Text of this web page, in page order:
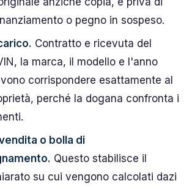
o pegno in sospeso.
Contratto e ricevuta del
la marca, il modello e l'anno
corrispondere esattamente al
perché la dogana confronta i
o bolla di
Questo stabilisce il
su cui vengono calcolati dazi